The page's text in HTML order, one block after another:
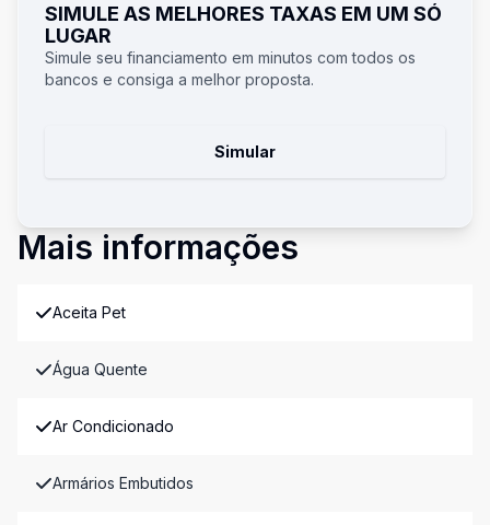
SIMULE AS MELHORES TAXAS EM UM SÓ
LUGAR
Simule seu financiamento em minutos com todos os
bancos e consiga a melhor proposta.
Simular
Mais informações
Aceita Pet
Água Quente
Ar Condicionado
Armários Embutidos